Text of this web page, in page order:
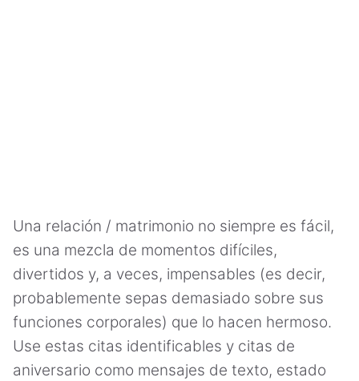
Una relación / matrimonio no siempre es fácil,
es una mezcla de momentos difíciles,
divertidos y, a veces, impensables (es decir,
probablemente sepas demasiado sobre sus
funciones corporales) que lo hacen hermoso.
Use estas citas identificables y citas de
aniversario como mensajes de texto, estado